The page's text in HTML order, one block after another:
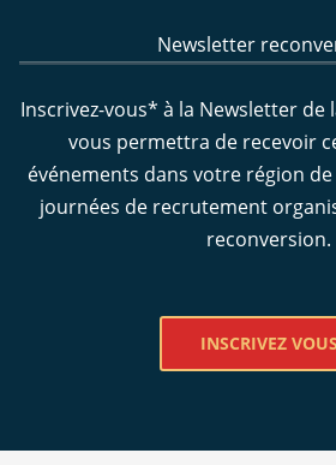
Newsletter
Inscrivez-vous* à la Newsletter de
vous permettra de recevoir
événements dans votre région
journées de recrutement
reconversion.
INSCRIVEZ VOUS